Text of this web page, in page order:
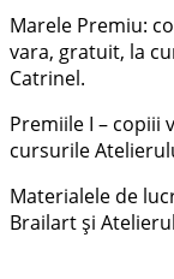
Marele Premiu:
vara, gratuit, la
Catrinel.
Premiile I – copiii
cursurile
Materialele de
Brailart și